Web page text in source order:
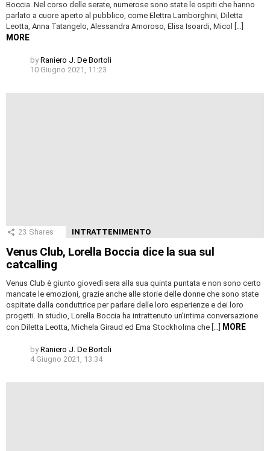
Boccia. Nel corso delle serate, numerose sono state le ospiti che hanno
parlato a cuore aperto al pubblico, come Elettra Lamborghini, Diletta
Leotta, Anna Tatangelo, Alessandra Amoroso, Elisa Isoardi, Micol […]
MORE
by Raniero J. De Bortoli
10 Giugno 2021, 11:23
23 Shares INTRATTENIMENTO
Venus Club, Lorella Boccia dice la sua sul
catcalling
Venus Club è giunto giovedì sera alla sua quinta puntata e non sono certo
mancate le emozioni, grazie anche alle storie delle donne che sono state
ospitate dalla conduttrice per parlare delle loro esperienze e dei loro
progetti. In studio, Lorella Boccia ha intrattenuto un’intima conversazione
con Diletta Leotta, Michela Giraud ed Ema Stockholma che […] MORE
by Raniero J. De Bortoli
4 Giugno 2021, 13:34